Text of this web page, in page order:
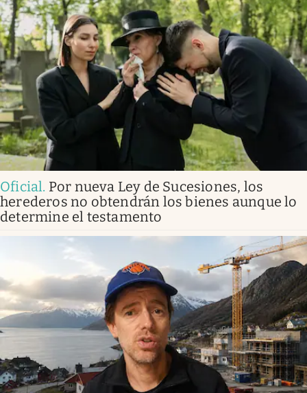
Oficial. Por nueva Ley de Sucesiones, los
herederos no obtendrán los bienes aunque lo
determine el testamento